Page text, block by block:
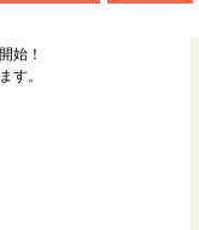
始！
す。